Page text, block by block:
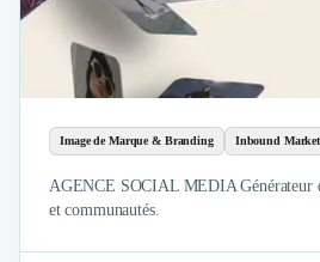
Image de Marque & Branding Inbound
AGENCE SOCIAL MEDIA Générateur
et communautés.